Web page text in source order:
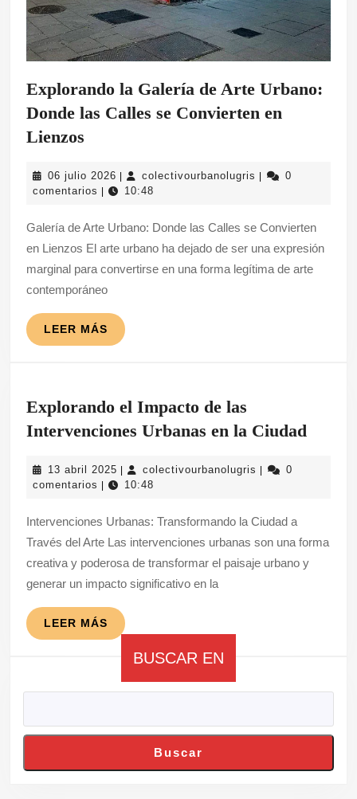
Explorando la Galería de Arte Urbano:
Donde las Calles se Convierten en
Lienzos
Galería
Arte
Urbano:
Donde
Calles
se
Lienzos
06 julio 2026 06
julio
colectivourbanolugris
0
comentarios
10:48
Galería de Arte Urbano: Donde las Calles se Convierten
en Lienzos El arte urbano ha dejado de ser una expresión
marginal para convertirse en una forma legítima de arte
contemporáneo
LEER MÁS LEER
MÁS
Explorando el Impacto de las
Intervenciones Urbanas en la Ciudad
13 abril 2025 13
abril
colectivourbanolugris
0
comentarios
10:48
Intervenciones Urbanas: Transformando la Ciudad a
Través del Arte Las intervenciones urbanas son una forma
creativa y poderosa de transformar el paisaje urbano y
generar un impacto significativo en la
LEER MÁS LEER
MÁS
BUSCAR EN
Buscar